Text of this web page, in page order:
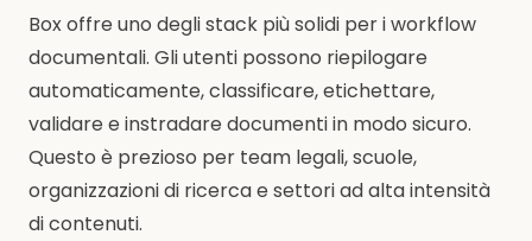
Box offre uno degli stack più solidi per i workflow
documentali. Gli utenti possono riepilogare
automaticamente, classificare, etichettare,
validare e instradare documenti in modo sicuro.
Questo è prezioso per team legali, scuole,
organizzazioni di ricerca e settori ad alta intensità
di contenuti.